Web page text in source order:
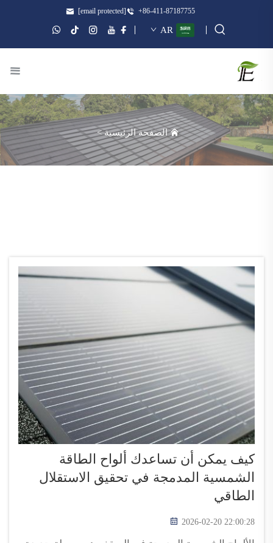
+86-411-87187755
[email protected]
AR
الصفحة الرئيسية>
كيف يمكن أن تساعدك ألواح الطاقة
الشمسية المدمجة في تحقيق الاستقلال
الطاقي
2026-02-20 22:00:28